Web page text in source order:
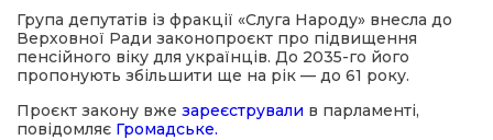
Група депутатів із фракції «Слуга Народу» внесла до
Верховної Ради законопроєкт про підвищення
пенсійного віку для українців. До 2035-го його
пропонують збільшити ще на рік — до 61 року.
Проєкт закону вже зареєстрували в парламенті,
повідомляє Громадське.